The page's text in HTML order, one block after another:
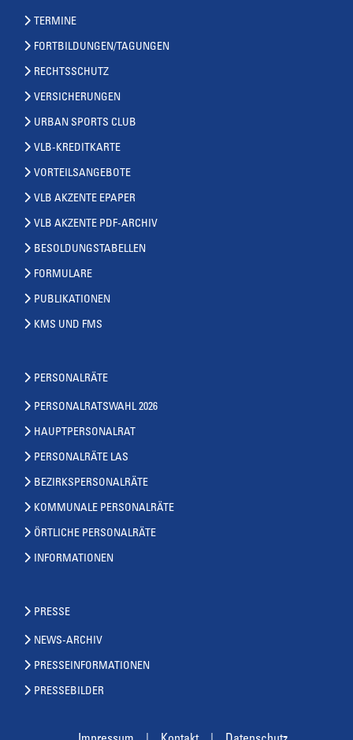
TERMINE
FORTBILDUNGEN/TAGUNGEN
RECHTSSCHUTZ
VERSICHERUNGEN
URBAN SPORTS CLUB
VLB-KREDITKARTE
VORTEILSANGEBOTE
VLB AKZENTE EPAPER
VLB AKZENTE PDF-ARCHIV
BESOLDUNGSTABELLEN
FORMULARE
PUBLIKATIONEN
KMS UND FMS
PERSONALRÄTE
PERSONALRATSWAHL 2026
HAUPTPERSONALRAT
PERSONALRÄTE LAS
BEZIRKSPERSONALRÄTE
KOMMUNALE PERSONALRÄTE
ÖRTLICHE PERSONALRÄTE
INFORMATIONEN
PRESSE
NEWS-ARCHIV
PRESSEINFORMATIONEN
PRESSEBILDER